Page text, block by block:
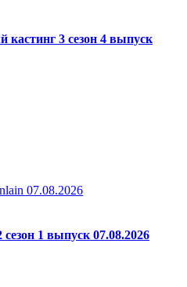
кастинг 3 сезон 4 выпуск
07.08.2026
1 выпуск 07.08.2026